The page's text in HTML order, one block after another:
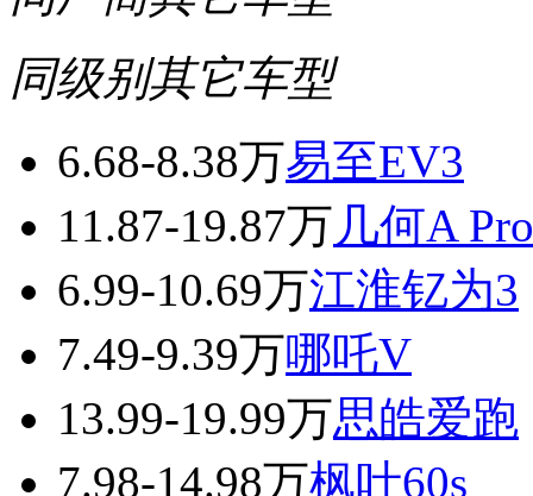
同级别其它车型
6.68-8.38万易至EV3
11.87-19.87万几何A Pro
6.99-10.69万江淮钇为3
7.49-9.39万哪吒V
13.99-19.99万思皓爱跑
7.98-14.98万枫叶60s